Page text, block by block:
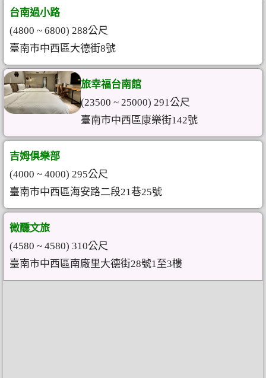
台南過小路
(4800 ~ 6800) 288公尺
臺南市中西區大德街8號
旅幸福台南館
(23500 ~ 25000) 291公尺
臺南市中西區康樂街142號
吉姆俱樂部
(4000 ~ 4000) 295公尺
臺南市中西區海安路二段21巷25號
微醺文旅
(4580 ~ 4580) 310公尺
臺南市中西區南廠里大德街28號1至3樓